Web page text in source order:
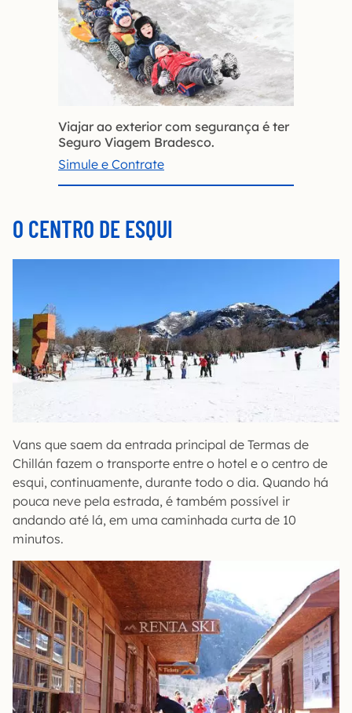
Viajar ao exterior com segurança é ter
Seguro Viagem Bradesco.
Simule e Contrate
O CENTRO DE ESQUI
Vans que saem da entrada principal de Termas de
Chillán fazem o transporte entre o hotel e o centro de
esqui, continuamente, durante todo o dia. Quando há
pouca neve pela estrada, é também possível ir
andando até lá, em uma caminhada curta de 10
minutos.